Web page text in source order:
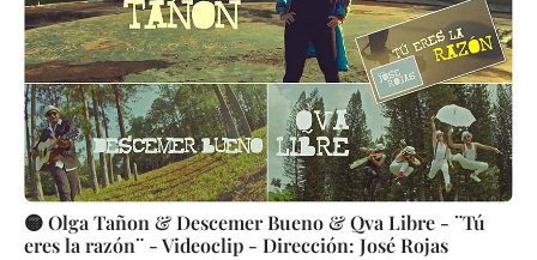
🟡 Olga Tañon & Descemer Bueno & Qva Libre - ¨Tú
eres la razón¨ - Videoclip - Dirección: José Rojas